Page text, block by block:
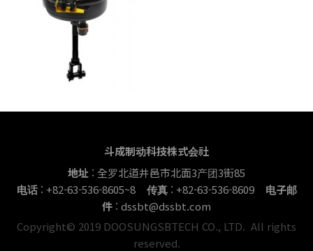
斗成制动科技株式会社
地址 : 全罗北道井邑市北面3产团3街85
电话 : +82-63-536-8605~8 传真 : +82-63-536-8609 电子邮
件 : dssbt@dssbt.com
Copyright© 2019 DOOSUNGSBTECH CO., LTD. All rights
reserved.